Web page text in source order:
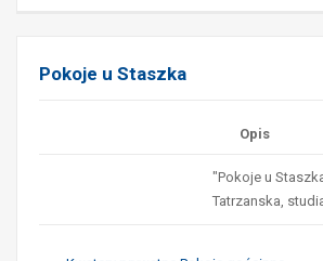
Pokoje u Staszka
Opis
"Pokoje u
Tatrzanska,